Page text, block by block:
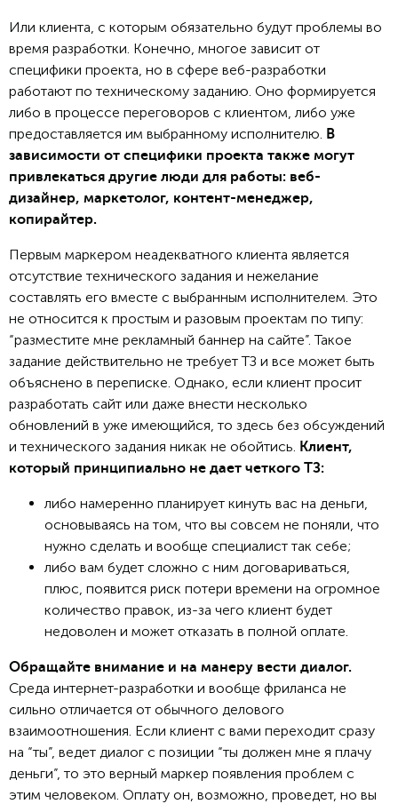
Или клиента, с которым обязательно будут проблемы во
время разработки. Конечно, многое зависит от
специфики проекта, но в сфере веб-разработки
работают по техническому заданию. Оно формируется
либо в процессе переговоров с клиентом, либо уже
предоставляется им выбранному исполнителю. В
зависимости от специфики проекта также могут
привлекаться другие люди для работы: веб-
дизайнер, маркетолог, контент-менеджер,
копирайтер.
Первым маркером неадекватного клиента является
отсутствие технического задания и нежелание
составлять его вместе с выбранным исполнителем. Это
не относится к простым и разовым проектам по типу:
“разместите мне рекламный баннер на сайте”. Такое
задание действительно не требует ТЗ и все может быть
объяснено в переписке. Однако, если клиент просит
разработать сайт или даже внести несколько
обновлений в уже имеющийся, то здесь без обсуждений
и технического задания никак не обойтись. Клиент,
который принципиально не дает четкого ТЗ:
либо намеренно планирует кинуть вас на деньги,
основываясь на том, что вы совсем не поняли, что
нужно сделать и вообще специалист так себе;
либо вам будет сложно с ним договариваться,
плюс, появится риск потери времени на огромное
количество правок, из-за чего клиент будет
недоволен и может отказать в полной оплате.
Обращайте внимание и на манеру вести диалог.
Среда интернет-разработки и вообще фриланса не
сильно отличается от обычного делового
взаимоотношения. Если клиент с вами переходит сразу
на “ты”, ведет диалог с позиции “ты должен мне я плачу
деньги”, то это верный маркер появления проблем с
этим человеком. Оплату он, возможно, проведет, но вы